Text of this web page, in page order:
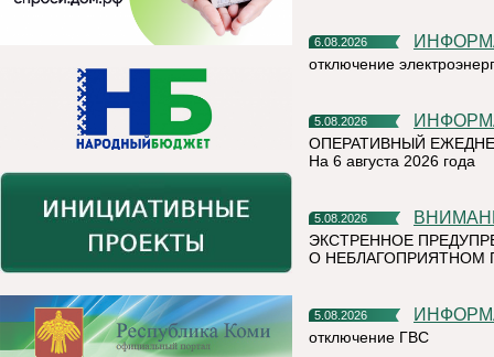
6.08.2026
отключение
5.08.2026
ОПЕРАТИВНЫЙ
На 6 августа 2026 года
5.08.2026
ЭКСТРЕННОЕ
О НЕБЛАГОПРИЯТНОМ
5.08.2026
отключение ГВС